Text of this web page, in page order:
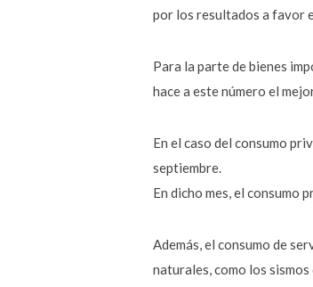
por los resultados a favor
Para la parte de bienes
hace a este número el
En el caso del consumo
septiembre.
En dicho mes, el consumo
Además, el consumo de
naturales, como los